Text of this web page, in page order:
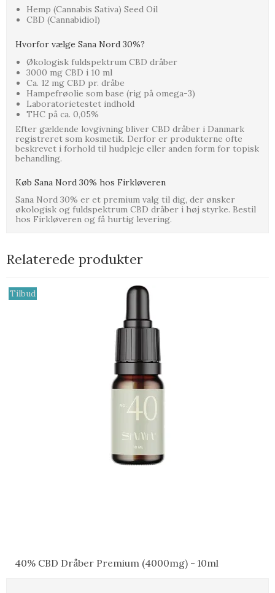
Hemp (Cannabis Sativa) Seed Oil
CBD (Cannabidiol)
Hvorfor vælge Sana Nord 30%?
Økologisk fuldspektrum CBD dråber
3000 mg CBD i 10 ml
Ca. 12 mg CBD pr. dråbe
Hampefrøolie som base (rig på omega-3)
Laboratorietestet indhold
THC på ca. 0,05%
Efter gældende lovgivning bliver CBD dråber i Danmark
registreret som kosmetik. Derfor er produkterne ofte
beskrevet i forhold til hudpleje eller anden form for topisk
behandling.
Køb Sana Nord 30% hos Firkløveren
Sana Nord 30% er et premium valg til dig, der ønsker
økologisk og fuldspektrum CBD dråber i høj styrke. Bestil
hos Firkløveren og få hurtig levering.
Relaterede produkter
Tilbud
40% CBD Dråber Premium (4000mg) - 10ml